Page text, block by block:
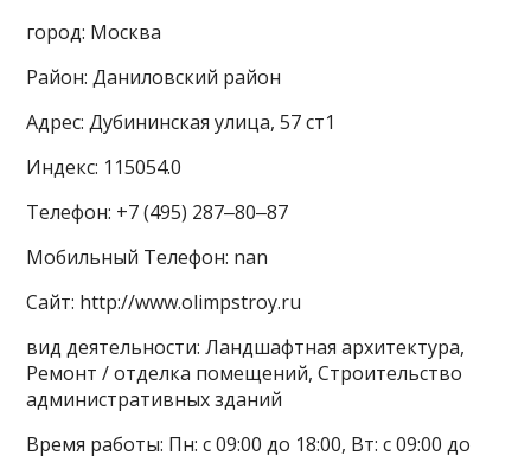
город: Москва
Район: Даниловский район
Адрес: Дубининская улица, 57 ст1
Индекс: 115054.0
Телефон: +7 (495) 287‒80‒87
Мобильный Телефон: nan
Сайт: http://www.olimpstroy.ru
вид деятельности: Ландшафтная архитектура,
Ремонт / отделка помещений, Строительство
административных зданий
Время работы: Пн: с 09:00 до 18:00, Вт: с 09:00 до